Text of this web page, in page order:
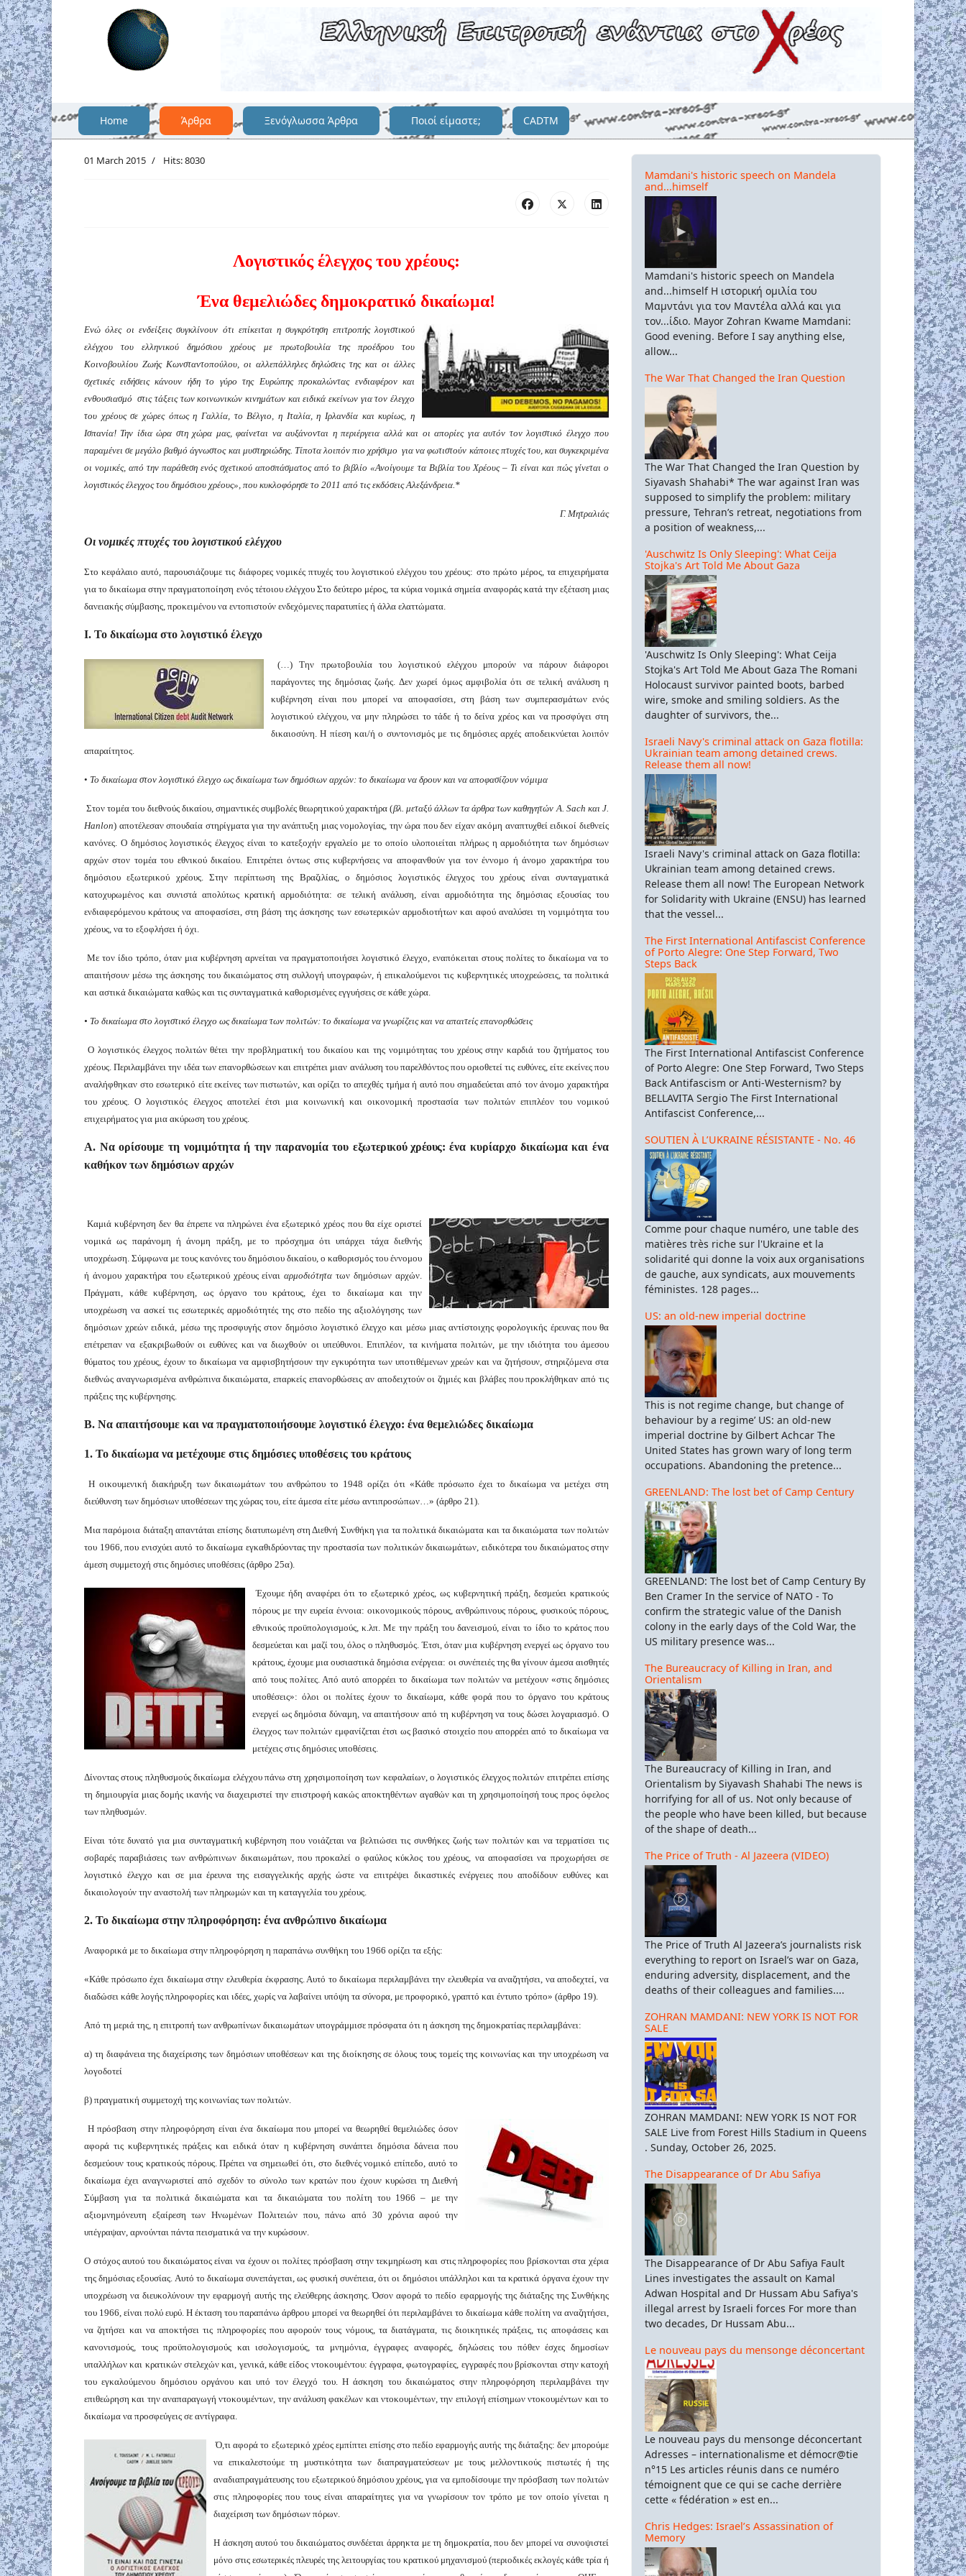
Home Άρθρα Ξενόγλωσσα Άρθρα Ποιοί είμαστε; CADTM
01 March 2015 Hits: 8030
Λογιστικός έλεγχος του χρέους:
Ένα θεμελιώδες δημοκρατικό δικαίωμα!
Ενώ όλες οι ενδείξεις συγκλίνουν ότι επίκειται η συγκρότηση επιτροπής λογιστικού
ελέγχου του ελληνικού δημόσιου χρέους με πρωτοβουλία της προέδρου του
Κοινοβουλίου Ζωής Κωνσταντοπούλου, οι αλλεπάλληλες δηλώσεις της και οι άλλες
σχετικές ειδήσεις κάνουν ήδη το γύρο της Ευρώπης προκαλώντας ενδιαφέρον και
ενθουσιασμό στις τάξεις των κοινωνικών κινημάτων και ειδικά εκείνων για τον έλεγχο
του χρέους σε χώρες όπως η Γαλλία, το Βέλγιο, η Ιταλία, η Ιρλανδία και κυρίως, η
Ισπανία! Την ίδια ώρα στη χώρα μας, φαίνεται να αυξάνονται η περιέργεια αλλά και οι απορίες για αυτόν τον λογιστικό έλεγχο που
παραμένει σε μεγάλο βαθμό άγνωστος και μυστηριώδης. Τίποτα λοιπόν πιο χρήσιμο για να φωτιστούν κάποιες πτυχές του, και συγκεκριμένα
οι νομικές, από την παράθεση ενός σχετικού αποσπάσματος από το βιβλίο «Ανοίγουμε τα Βιβλία του Χρέους – Τι είναι και πώς γίνεται ο
λογιστικός έλεγχος του δημόσιου χρέους», που κυκλοφόρησε το 2011 από τις εκδόσεις Αλεξάνδρεια.*
Γ. Μητραλιάς
Οι νομικές πτυχές του λογιστικού ελέγχου
Στο κεφάλαιο αυτό, παρουσιάζουμε τις διάφορες νομικές πτυχές του λογιστικού ελέγχου του χρέους: στο πρώτο μέρος, τα επιχειρήματα
για το δικαίωμα στην πραγματοποίηση ενός τέτοιου ελέγχου Στο δεύτερο μέρος, τα κύρια νομικά σημεία αναφοράς κατά την εξέταση μιας
δανειακής σύμβασης, προκειμένου να εντοπιστούν ενδεχόμενες παρατυπίες ή άλλα ελαττώματα.
Ι. Το δικαίωμα στο λογιστικό έλεγχο
(…) Την πρωτοβουλία του λογιστικού ελέγχου μπορούν να πάρουν διάφοροι
παράγοντες της δημόσιας ζωής. Δεν χωρεί όμως αμφιβολία ότι σε τελική ανάλυση η
κυβέρνηση είναι που μπορεί να αποφασίσει, στη βάση των συμπερασμάτων ενός
λογιστικού ελέγχου, να μην πληρώσει το τάδε ή το δείνα χρέος και να προσφύγει στη
δικαιοσύνη. Η πίεση και/ή ο συντονισμός με τις δημόσιες αρχές αποδεικνύεται λοιπόν
απαραίτητος.
• Το δικαίωμα στον λογιστικό έλεγχο ως δικαίωμα των δημόσιων αρχών: το δικαίωμα να δρουν και να αποφασίζουν νόμιμα
Στον τομέα του διεθνούς δικαίου, σημαντικές συμβολές θεωρητικού χαρακτήρα (βλ. μεταξύ άλλων τα άρθρα των καθηγητών A Sach καιJ
Hanlon) αποτέλεσαν σπουδαία στηρίγματα για την ανάπτυξη μιας νομολογίας, την ώρα που δεν είχαν ακόμη αναπτυχθεί ειδικοί διεθνείς
κανόνες. Ο δημόσιος λογιστικός έλεγχος είναι το κατεξοχήν εργαλείο με το οποίο υλοποιείται πλήρως η αρμοδιότητα των δημόσιων
αρχών στον τομέα του εθνικού δικαίου. Επιτρέπει όντως στις κυβερνήσεις να αποφανθούν για τον έννομο ή άνομο χαρακτήρα του
δημόσιου εξωτερικού χρέους. Στην περίπτωση της Βραζιλίας, ο δημόσιος λογιστικός έλεγχος του χρέους είναι συνταγματικά
κατοχυρωμένος και συνιστά απολύτως κρατική αρμοδιότητα: σε τελική ανάλυση, είναι αρμοδιότητα της δημόσιας εξουσίας του
ενδιαφερόμενου κράτους να αποφασίσει, στη βάση της άσκησης των εσωτερικών αρμοδιοτήτων και αφού αναλύσει τη νομιμότητα του
χρέους, να το εξοφλήσει ή όχι.
Με τον ίδιο τρόπο, όταν μια κυβέρνηση αρνείται να πραγματοποιήσει λογιστικό έλεγχο, εναπόκειται στους πολίτες το δικαίωμα να το
απαιτήσουν μέσω της άσκησης του δικαιώματος στη συλλογή υπογραφών, ή επικαλούμενοι τις κυβερνητικές υποχρεώσεις, τα πολιτικά
και αστικά δικαιώματα καθώς και τις συνταγματικά καθορισμένες εγγυήσεις σε κάθε χώρα.
• Το δικαίωμα στο λογιστικό έλεγχο ως δικαίωμα των πολιτών: το δικαίωμα να γνωρίζεις και να απαιτείς επανορθώσεις
Ο λογιστικός έλεγχος πολιτών θέτει την προβληματική του δικαίου και της νομιμότητας του χρέους στην καρδιά του ζητήματος του
χρέους. Περιλαμβάνει την ιδέα των επανορθώσεων και επιτρέπει μιαν ανάλυση του παρελθόντος που οριοθετεί τις ευθύνες, είτε εκείνες που
αναλήφθηκαν στο εσωτερικό είτε εκείνες των πιστωτών, και ορίζει το απεχθές τμήμα ή αυτό που σημαδεύεται από τον άνομο χαρακτήρα
του χρέους. Ο λογιστικός έλεγχος αποτελεί έτσι μια κοινωνική και οικονομική προστασία των πολιτών επιπλέον του νομικού
επιχειρήματος για μια ακύρωση του χρέους.
Α. Να ορίσουμε τη νομιμότητα ή την παρανομία τουεξωτερικού χρέους: ένα κυρίαρχο δικαίωμα και ένα
καθήκον των δημόσιων αρχών
Καμιά κυβέρνηση δεν θα έπρεπε να πληρώνει ένα εξωτερικό χρέος που θα είχε οριστεί
νομικά ως παράνομη ή άνομη πράξη, με το πρόσχημα ότι υπάρχει τάχα διεθνής
υποχρέωση. Σύμφωνα με τους κανόνες του δημόσιου δικαίου, ο καθορισμός του έννομου
ή άνομου χαρακτήρα του εξωτερικού χρέους είναιαρμοδιότητα των δημόσιων αρχών.
Πράγματι, κάθε κυβέρνηση, ως όργανο του κράτους, έχει το δικαίωμα και την
υποχρέωση να ασκεί τις εσωτερικές αρμοδιότητές της στο πεδίο της αξιολόγησης των
δημόσιων χρεών ειδικά, μέσω της προσφυγής στον δημόσιο λογιστικό έλεγχο και μέσω μιας αντίστοιχης φορολογικής έρευνας που θα
επέτρεπαν να εξακριβωθούν οι ευθύνες και να διωχθούν οι υπεύθυνοι. Επιπλέον, τα κινήματα πολιτών, με την ιδιότητα του άμεσου
θύματος του χρέους, έχουν το δικαίωμα να αμφισβητήσουν την εγκυρότητα των υποτιθέμενων χρεών και να ζητήσουν, στηριζόμενα στα
διεθνώς αναγνωρισμένα ανθρώπινα δικαιώματα, επαρκείς επανορθώσεις αν αποδειχτούν οι ζημιές και βλάβες που προκλήθηκαν από τις
πράξεις της κυβέρνησης.
Β. Να απαιτήσουμε και να πραγματοποιήσουμε λογιστικό έλεγχο: ένα θεμελιώδες δικαίωμα
1. Το δικαίωμα να μετέχουμε στις δημόσιες υποθέσεις του κράτους
Η οικουμενική διακήρυξη των δικαιωμάτων του ανθρώπου το 1948 ορίζει ότι «Κάθε πρόσωπο έχει το δικαίωμα να μετέχει στη
διεύθυνση των δημόσιων υποθέσεων της χώρας του, είτε άμεσα είτε μέσω αντιπροσώπων…» (άρθρο 21).
Μια παρόμοια διάταξη απαντάται επίσης διατυπωμένη στη Διεθνή Συνθήκη για τα πολιτικά δικαιώματα και τα δικαιώματα των πολιτών
του 1966, που ενισχύει αυτό το δικαίωμα εγκαθιδρύοντας την προστασία των πολιτικών δικαιωμάτων, ειδικότερα του δικαιώματος στην
άμεση συμμετοχή στις δημόσιες υποθέσεις (άρθρο 25α).
Έχουμε ήδη αναφέρει ότι το εξωτερικό χρέος, ως κυβερνητική πράξη, δεσμεύει κρατικούς
πόρους με την ευρεία έννοια: οικονομικούς πόρους, ανθρώπινους πόρους, φυσικούς πόρους,
εθνικούς προϋπολογισμούς, κ.λπ. Με την πράξη του δανεισμού, είναι το ίδιο το κράτος που
δεσμεύεται και μαζί του, όλος ο πληθυσμός. Έτσι, όταν μια κυβέρνηση ενεργεί ως όργανο του
κράτους, έχουμε μια ουσιαστικά δημόσια ενέργεια: οι συνέπειές της θα γίνουν άμεσα αισθητές
από τους πολίτες. Από αυτό απορρέει το δικαίωμα των πολιτών να μετέχουν «στις δημόσιες
υποθέσεις»: όλοι οι πολίτες έχουν το δικαίωμα, κάθε φορά που το όργανο του κράτους
ενεργεί ως δημόσια δύναμη, να απαιτήσουν από τη κυβέρνηση να τους δώσει λογαριασμό. Ο
έλεγχος των πολιτών εμφανίζεται έτσι ως βασικό στοιχείο που απορρέει από το δικαίωμα να
μετέχεις στις δημόσιες υποθέσεις.
Δίνοντας στους πληθυσμούς δικαίωμα ελέγχου πάνω στη χρησιμοποίηση των κεφαλαίων, ο λογιστικός έλεγχος πολιτών επιτρέπει επίσης
τη δημιουργία μιας δομής ικανής να διαχειριστεί την επιστροφή κακώς αποκτηθέντων αγαθών και τη χρησιμοποίησή τους προς όφελος
των πληθυσμών.
Είναι τότε δυνατό για μια συνταγματική κυβέρνηση που νοιάζεται να βελτιώσει τις συνθήκες ζωής των πολιτών και να τερματίσει τις
σοβαρές παραβιάσεις των ανθρώπινων δικαιωμάτων, που προκαλεί ο φαύλος κύκλος του χρέους, να αποφασίσει να προχωρήσει σε
λογιστικό έλεγχο και σε μια έρευνα της εισαγγελικής αρχής ώστε να επιτρέψει δικαστικές ενέργειες που αποδίδουν ευθύνες και
δικαιολογούν την αναστολή των πληρωμών και τη καταγγελία του χρέους.
2. Το δικαίωμα στην πληροφόρηση: ένα ανθρώπινο δικαίωμα
Αναφορικά με το δικαίωμα στην πληροφόρηση η παραπάνω συνθήκη του 1966 ορίζει τα εξής:
«Κάθε πρόσωπο έχει δικαίωμα στην ελευθερία έκφρασης. Αυτό το δικαίωμα περιλαμβάνει την ελευθερία να αναζητήσει, να αποδεχτεί, να
διαδώσει κάθε λογής πληροφορίες και ιδέες, χωρίς να λαβαίνει υπόψη τα σύνορα, με προφορικό, γραπτό και έντυπο τρόπο» (άρθρο 19).
Από τη μεριά της, η επιτροπή των ανθρωπίνων δικαιωμάτων υπογράμμισε πρόσφατα ότι η άσκηση της δημοκρατίας περιλαμβάνει:
α) τη διαφάνεια της διαχείρισης των δημόσιων υποθέσεων και της διοίκησης σε όλους τους τομείς της κοινωνίας και την υποχρέωση να
λογοδοτεί
β) πραγματική συμμετοχή της κοινωνίας των πολιτών.
Η πρόσβαση στην πληροφόρηση είναι ένα δικαίωμα που μπορεί να θεωρηθεί θεμελιώδες όσον
αφορά τις κυβερνητικές πράξεις και ειδικά όταν η κυβέρνηση συνάπτει δημόσια δάνεια που
δεσμεύουν τους κρατικούς πόρους. Πρέπει να σημειωθεί ότι, στο διεθνές νομικό επίπεδο, αυτό το
δικαίωμα έχει αναγνωριστεί από σχεδόν το σύνολο των κρατών που έχουν κυρώσει τη Διεθνή
Σύμβαση για τα πολιτικά δικαιώματα και τα δικαιώματα του πολίτη του 1966 – με την
αξιομνημόνευτη εξαίρεση των Ηνωμένων Πολιτειών που, πάνω από 30 χρόνια αφού την
υπέγραψαν, αρνούνται πάντα πεισματικά να την κυρώσουν.
Ο στόχος αυτού του δικαιώματος είναι να έχουν οι πολίτες πρόσβαση στην τεκμηρίωση και στις πληροφορίες που βρίσκονται στα χέρια
της δημόσιας εξουσίας. Αυτό το δικαίωμα συνεπάγεται, ως φυσική συνέπεια, ότι οι δημόσιοι υπάλληλοι και τα κρατικά όργανα έχουν την
υποχρέωση να διευκολύνουν την εφαρμογή αυτής της ελεύθερης άσκησης. Όσον αφορά το πεδίο εφαρμογής της διάταξης της Συνθήκης
του 1966, είναι πολύ ευρύ. Η έκταση του παραπάνω άρθρου μπορεί να θεωρηθεί ότι περιλαμβάνει το δικαίωμα κάθε πολίτη να αναζητήσει,
να ζητήσει και να αποκτήσει τις πληροφορίες που αφορούν τους νόμους, τα διατάγματα, τις διοικητικές πράξεις, τις αποφάσεις και
κανονισμούς, τους προϋπολογισμούς και ισολογισμούς, τα μνημόνια, έγγραφες αναφορές, δηλώσεις του πόθεν έσχες δημοσίων
υπαλλήλων και κρατικών στελεχών και, γενικά, κάθε είδος ντοκουμέντου: έγγραφα, φωτογραφίες, εγγραφές που βρίσκονται στην κατοχή
του εγκαλούμενου δημόσιου οργάνου και υπό τον έλεγχό του. Η άσκηση του δικαιώματος στην πληροφόρηση περιλαμβάνει την
επιθεώρηση και την αναπαραγωγή ντοκουμέντων, την ανάλυση φακέλων και ντοκουμέντων, την επιλογή επίσημων ντοκουμέντων και το
δικαίωμα να προσφεύγεις σε αντίγραφα.
Ό,τι αφορά το εξωτερικό χρέος εμπίπτει επίσης στο πεδίο εφαρμογής αυτής της διάταξης: δεν μπορούμε
να επικαλεστούμε τη μυστικότητα των διαπραγματεύσεων με τους μελλοντικούς πιστωτές ή της
αναδιαπραγμάτευσης του εξωτερικού δημόσιου χρέους, για να εμποδίσουμε την πρόσβαση των πολιτών
στις πληροφορίες που τους είναι απαραίτητες για να γνωρίσουν τον τρόπο με τον οποίο γίνεται η
διαχείριση των δημόσιων πόρων.
Η άσκηση αυτού του δικαιώματος συνδέεται άρρηκτα με τη δημοκρατία, που δεν μπορεί να συνοψιστεί
μόνο στις εσωτερικές πλευρές της λειτουργίας του κρατικού μηχανισμού (περιοδικές εκλογές κάθε τρία ή
Mamdani's historic speech on Mandela
and...himself
Mamdani's historic speech on Mandela
and...himself Η ιστορική ομιλία του
Μαμντάνι για τον Μαντέλα αλλά και για
τον...ίδιο. Mayor Zohran Kwame Mamdani:
Good evening. Before I say anything else,
allow...
The War That Changed the Iran Question
The War That Changed the Iran Question by
Siyavash Shahabi* The war against Iran was
supposed to simplify the problem: military
pressure, Tehran’s retreat, negotiations from
a position of weakness,...
'Auschwitz Is Only Sleeping': What Ceija
Stojka's Art Told Me About Gaza
'Auschwitz Is Only Sleeping': What Ceija
Stojka's Art Told Me About Gaza The Romani
Holocaust survivor painted boots, barbed
wire, smoke and smiling soldiers. As the
daughter of survivors, the...
Israeli Navy's criminal attack on Gaza flotilla:
Ukrainian team among detained crews.
Release them all now!
Israeli Navy's criminal attack on Gaza flotilla:
Ukrainian team among detained crews.
Release them all now! The European Network
for Solidarity with Ukraine (ENSU) has learned
that the vessel...
The First International Antifascist Conference
of Porto Alegre: One Step Forward, Two
Steps Back
The First International Antifascist Conference
of Porto Alegre: One Step Forward, Two Steps
Back Antifascism or Anti-Westernism? by
BELLAVITA Sergio The First International
Antifascist Conference,...
SOUTIEN À L’UKRAINE RÉSISTANTE - No. 46
Comme pour chaque numéro, une table des
matières très riche sur l'Ukraine et la
solidarité qui donne la voix aux organisations
de gauche, aux syndicats, aux mouvements
féministes. 128 pages...
US: an old-new imperial doctrine
This is not regime change, but change of
behaviour by a regime’ US: an old-new
imperial doctrine by Gilbert Achcar The
United States has grown wary of long term
occupations. Abandoning the pretence...
GREENLAND: The lost bet of Camp Century
GREENLAND: The lost bet of Camp Century By
Ben Cramer In the service of NATO - To
confirm the strategic value of the Danish
colony in the early days of the Cold War, the
US military presence was...
The Bureaucracy of Killing in Iran, and
Orientalism
The Bureaucracy of Killing in Iran, and
Orientalism by Siyavash Shahabi The news is
horrifying for all of us. Not only because of
the people who have been killed, but because
of the shape of death...
The Price of Truth - Al Jazeera (VIDEO)
The Price of Truth Al Jazeera’s journalists risk
everything to report on Israel’s war on Gaza,
enduring adversity, displacement, and the
deaths of their colleagues and families....
ZOHRAN MAMDANI: NEW YORK IS NOT FOR
SALE
ZOHRAN MAMDANI: NEW YORK IS NOT FOR
SALE Live from Forest Hills Stadium in Queens
. Sunday, October 26, 2025.
The Disappearance of Dr Abu Safiya
The Disappearance of Dr Abu Safiya Fault
Lines investigates the assault on Kamal
Adwan Hospital and Dr Hussam Abu Safiya's
illegal arrest by Israeli forces For more than
two decades, Dr Hussam Abu...
Le nouveau pays du mensonge déconcertant
Le nouveau pays du mensonge déconcertant
Adresses – internationalisme et démocr@tie
n°15 Les articles réunis dans ce numéro
témoignent que ce qui se cache derrière
cette « fédération » est en...
Chris Hedges: Israel’s Assassination of
Memory